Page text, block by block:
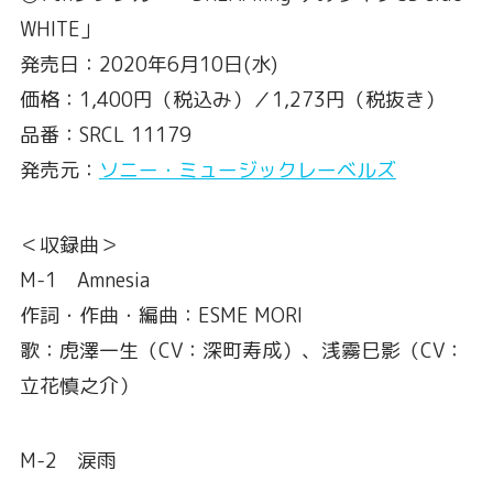
WHITE」
発売日：2020年6月10日(水)
価格：1,400円（税込み）／1,273円（税抜き）
品番：SRCL 11179
発売元： ソニー・ミュージックレーベルズ
＜収録曲＞
M-1 Amnesia
作詞・作曲・編曲：ESME MORI
歌：虎澤一生（CV：深町寿成）、浅霧巳影（CV：
立花慎之介）
M-2 涙雨